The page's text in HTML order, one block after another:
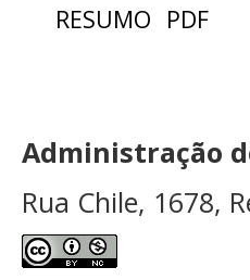
RESUMO PDF
Administração
Rua Chile, 1678,